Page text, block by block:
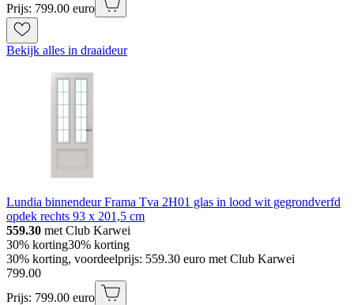
Prijs: 799.00 euro
Bekijk alles in draaideur
Lundia binnendeur Frama Tva 2H01 glas in lood wit gegrondverfd
opdek rechts 93 x 201,5 cm
559.30 met Club Karwei
30% korting30% korting
30% korting, voordeelprijs: 559.30 euro met Club Karwei
799.00
Prijs: 799.00 euro